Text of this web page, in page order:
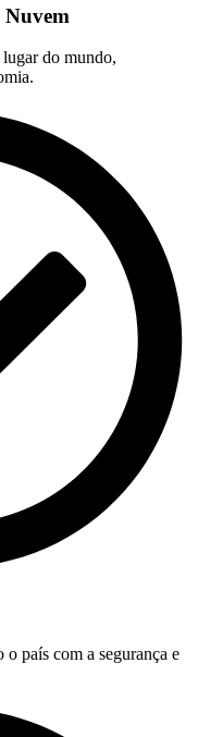
lugar do mundo,
o país com a segurança e